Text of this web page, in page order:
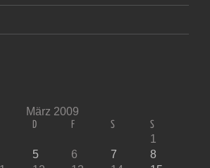
März 2009
D F S S
1
5 6 7
8